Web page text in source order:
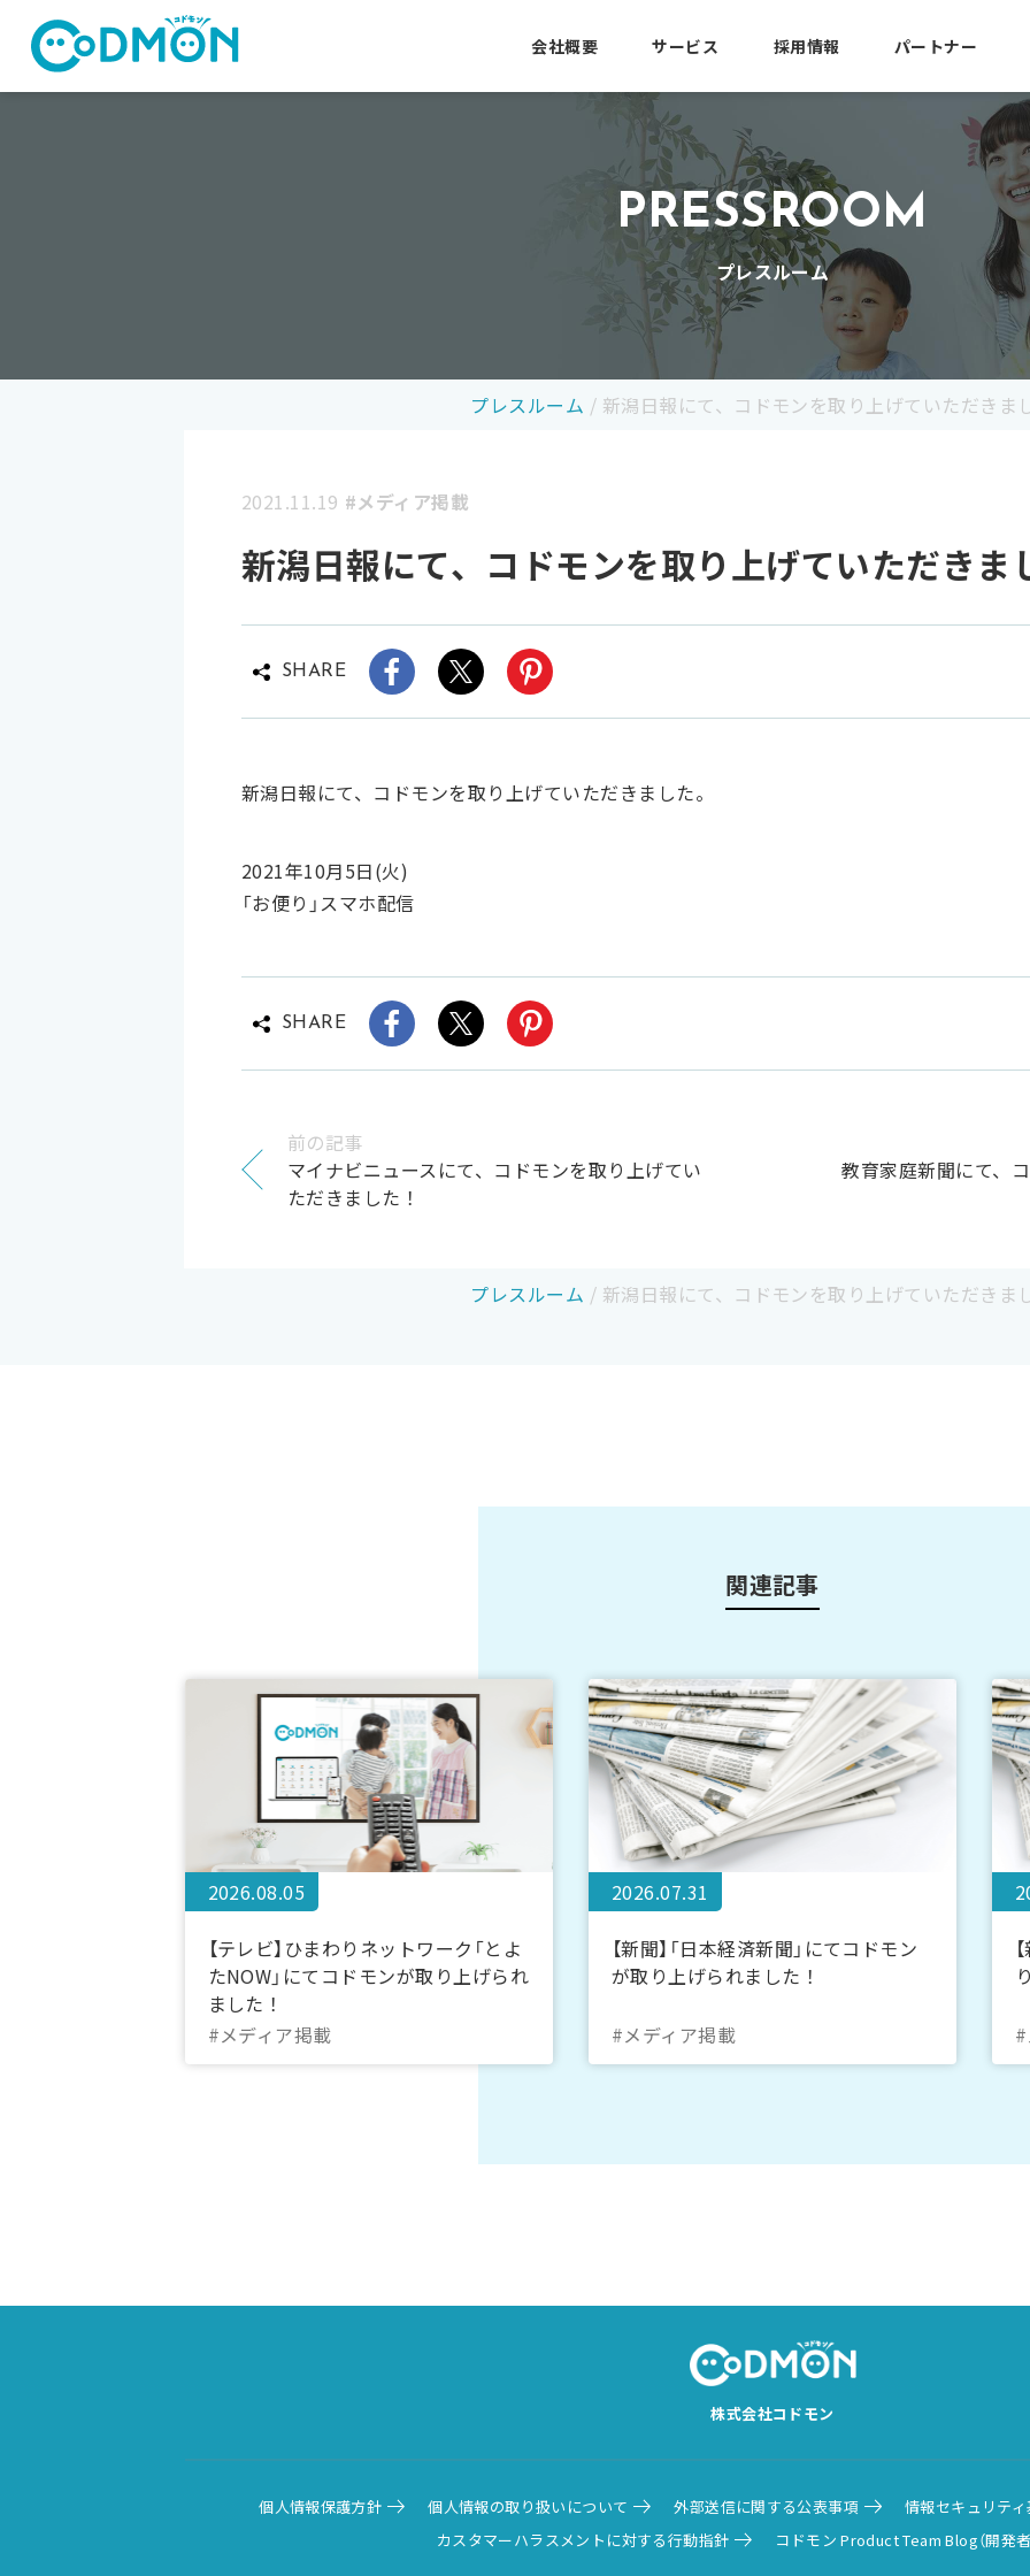
コドモン
会社概要 サービス 採用情報 パートナー
PRESSROOM
プレスルーム
プレスルーム / 新潟日報にて、コドモンを取り上げていただきま
2021.11.19 #メディア掲載
新潟日報にて、コドモンを取り上げていただきま
SHARE
新潟日報にて、コドモンを取り上げていただきました。
2021年10月5日(火)
「お便り」スマホ配信
SHARE
前の記事
マイナビニュースにて、コドモンを取り上げてい
ただきました！
教育家庭新聞にて、
プレスルーム / 新潟日報にて、コドモンを取り上げていただきま
関連記事
2026.08.05
【テレビ】ひまわりネットワーク「とよ
たNOW」にてコドモンが取り上げられ
ました！
#メディア掲載
2026.07.31
【新聞】「日本経済新聞」にてコドモン
が取り上げられました！
#メディア掲載
株式会社コドモン
個人情報保護方針 個人情報の取り扱いについて 外部送信に関する公表事項
情報セキュリテ
カスタマーハラスメントに対する行動指針
コドモン Product Team Blog（開発